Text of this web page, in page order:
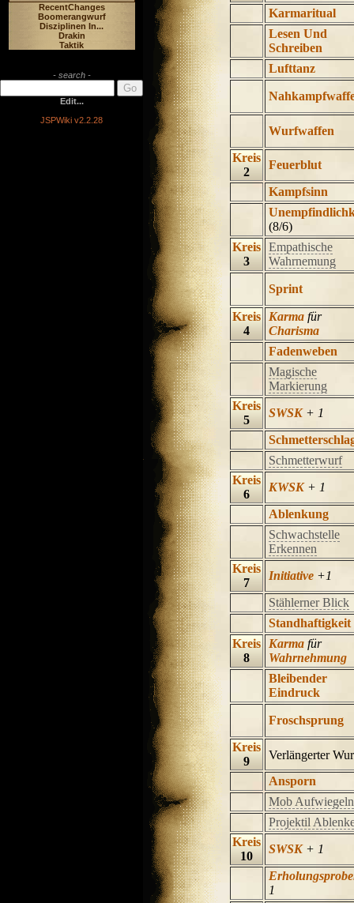
RecentChanges
Boomerangwurf
Disziplinen In...
Drakin
Taktik
- search -
Edit...
JSPWiki v2.2.28
Karmaritual
Lesen Und
Schreiben
Lufttanz
Wurfwaffen
Kreis
2
Feuerblut
Kampfsinn
(8/6)
Kreis
3
Empathische
Wahrnemung
Sprint
Kreis
4
Karma für
Charisma
Fadenweben
Magische
Markierung
Kreis
5
SWSK+ 1
Schmetterwurf
Kreis
6
KWSK+ 1
Ablenkung
Schwachstelle
Erkennen
Kreis
7
Initiative +1
Stählerner Blick
Standhaftigkeit
Kreis
8
Karma für
Wahrnehmung
Bleibender
Eindruck
Froschsprung
Kreis
9
Verlängerter
Ansporn
Mob Aufwiegeln
Projektil
Kreis
10
SWSK+ 1
1